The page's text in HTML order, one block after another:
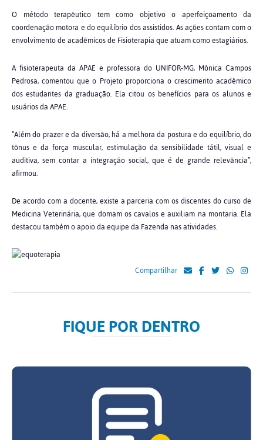
O método terapêutico tem como objetivo o aperfeiçoamento da
coordenação motora e do equilíbrio dos assistidos. As ações contam com o
envolvimento de acadêmicos de Fisioterapia que atuam como estagiários.
A fisioterapeuta da APAE e professora do UNIFOR-MG, Mônica Campos
Pedrosa, comentou que o Projeto proporciona o crescimento acadêmico
dos estudantes da graduação. Ela citou os benefícios para os alunos e
usuários da APAE.
“Além do prazer e da diversão, há a melhora da postura e do equilíbrio, do
tônus e da força muscular, estimulação da sensibilidade tátil, visual e
auditiva, sem contar a integração social, que é de grande relevância”,
afirmou.
De acordo com a docente, existe a parceria com os discentes do curso de
Medicina Veterinária, que domam os cavalos e auxiliam na montaria. Ela
destacou também o apoio da equipe da Fazenda nas atividades.
Compartilhar
FIQUE POR DENTRO